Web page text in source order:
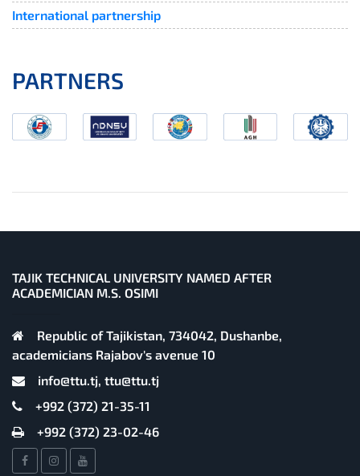
International partnership
PARTNERS
TAJIK TECHNICAL UNIVERSITY NAMED AFTER
ACADEMICIAN M.S. OSIMI
Republic of Tajikistan, 734042, Dushanbe,
academicians Rajabov's avenue 10
info@ttu.tj, ttu@ttu.tj
+992 (372) 21-35-11
+992 (372) 23-02-46